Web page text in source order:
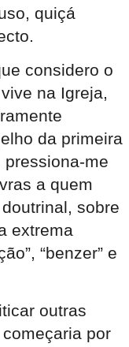
quiçá
considero o
na Igreja,
da primeira
pressiona-me
a quem
sobre
extrema
“benzer” e
outras
por